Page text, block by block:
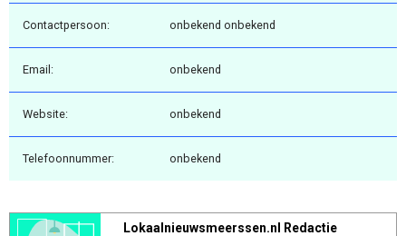
Contactpersoon: onbekend onbekend
Email: onbekend
Website: onbekend
Telefoonnummer: onbekend
Lokaalnieuwsmeerssen.nl Redactie